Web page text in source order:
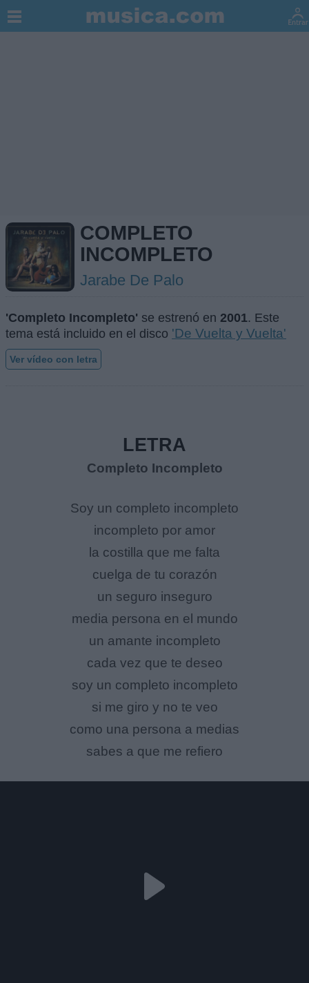
COMPLETO
INCOMPLETO
Jarabe De Palo
'Completo Incompleto' se estrenó en 2001. Este
tema está incluido en el disco 'De Vuelta y Vuelta'
Ver vídeo con letra
LETRA
Completo Incompleto
Soy un completo incompleto
incompleto por amor
la costilla que me falta
cuelga de tu corazón
un seguro inseguro
media persona en el mundo
un amante incompleto
cada vez que te deseo
soy un completo incompleto
si me giro y no te veo
como una persona a medias
sabes a que me refiero